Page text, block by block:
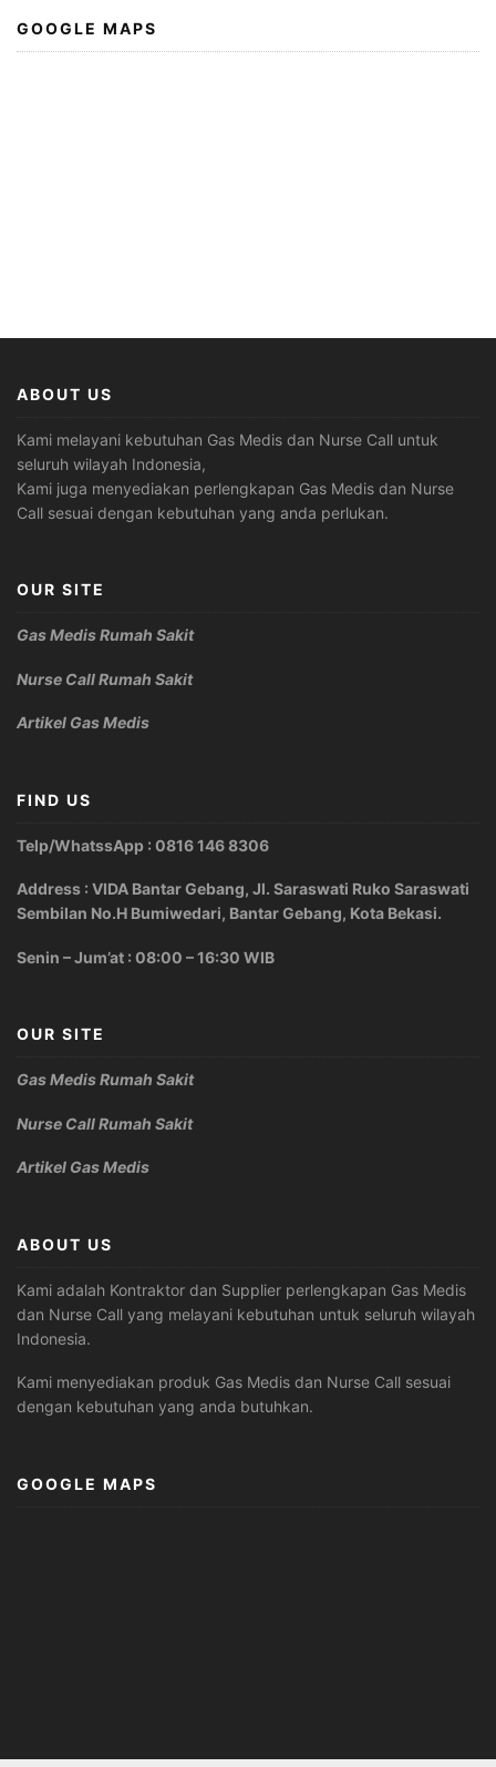
GOOGLE MAPS
ABOUT US
Kami melayani kebutuhan Gas Medis dan Nurse Call untuk
seluruh wilayah Indonesia,
Kami juga menyediakan perlengkapan Gas Medis dan Nurse
Call sesuai dengan kebutuhan yang anda perlukan.
OUR SITE
Gas Medis Rumah Sakit
Nurse Call Rumah Sakit
Artikel Gas Medis
FIND US
Telp/WhatssApp : 0816 146 8306
Address : VIDA Bantar Gebang, Jl. Saraswati Ruko Saraswati
Sembilan No.H Bumiwedari, Bantar Gebang, Kota Bekasi.
Senin – Jum’at : 08:00 – 16:30 WIB
OUR SITE
Gas Medis Rumah Sakit
Nurse Call Rumah Sakit
Artikel Gas Medis
ABOUT US
Kami adalah Kontraktor dan Supplier perlengkapan Gas Medis
dan Nurse Call yang melayani kebutuhan untuk seluruh wilayah
Indonesia.
Kami menyediakan produk Gas Medis dan Nurse Call sesuai
dengan kebutuhan yang anda butuhkan.
GOOGLE MAPS